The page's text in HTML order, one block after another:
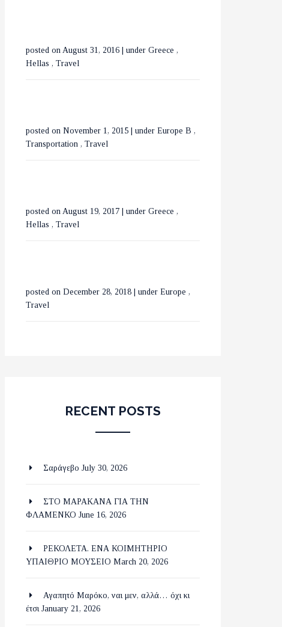
posted on August 31, 2016 under Greece ,
Hellas , Travel
posted on November 1, 2015 under Europe B ,
Transportation , Travel
ΟΙ ΚΑΤΑΡΡΑΚΤΕΣ ΤΗΣ
posted on August 19, 2017 under Greece ,
Hellas , Travel
ΕΞΕΡΕΥΝΩΝΤΑΣ ΤΟ
posted on December 28, 2018 under Europe ,
Travel
RECENT POSTS
Σαράγεβο July 30, 2026
ΣΤΟ ΜΑΡΑΚΑΝΑ ΓΙΑ ΤΗΝ
ΦΛΑΜΕΝΚΟ June 16, 2026
ΡΕΚΟΛΕΤΑ. ΕΝΑ ΚΟΙΜΗΤΗΡΙΟ
ΥΠΑΙΘΡΙΟ ΜΟΥΣΕΙΟ March 20, 2026
Αγαπητό Μαρόκο, ναι μεν, αλλά… όχι κι
έτσι January 21, 2026